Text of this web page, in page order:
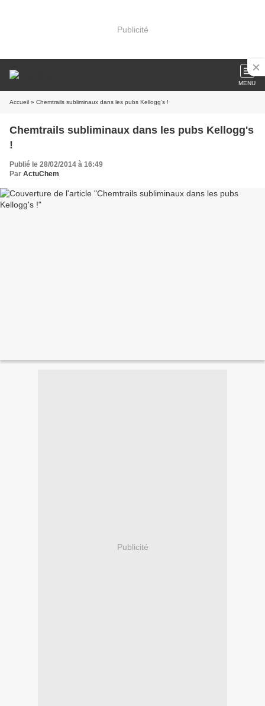
Publicité
MENU
Accueil » Chemtrails subliminaux dans les pubs Kellogg's !
Chemtrails subliminaux dans les pubs Kellogg's
!
Publié le 28/02/2014 à 16:49
Par ActuChem
Publicité